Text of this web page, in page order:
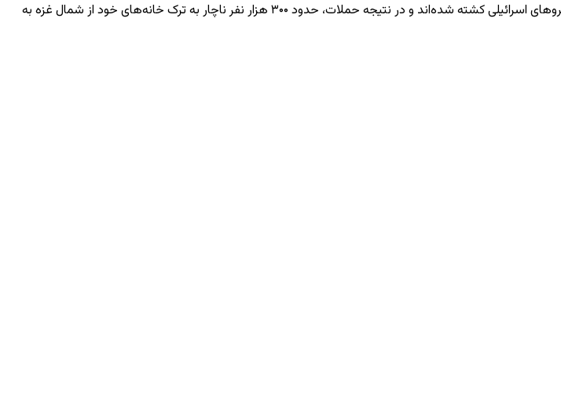
منابع محلی و درمانی اعلام کردند که طی ۴۸ ساعت گذشته، بیش از ۲۰۰ غیرنظامی فلسطینی توسط نیروهای اسرائیلی کشته شده‌اند و در نتیجه حملات، حدود ۳۰۰ هزار نفر ناچار به ترک خانه‌های خود از شمال غزه به